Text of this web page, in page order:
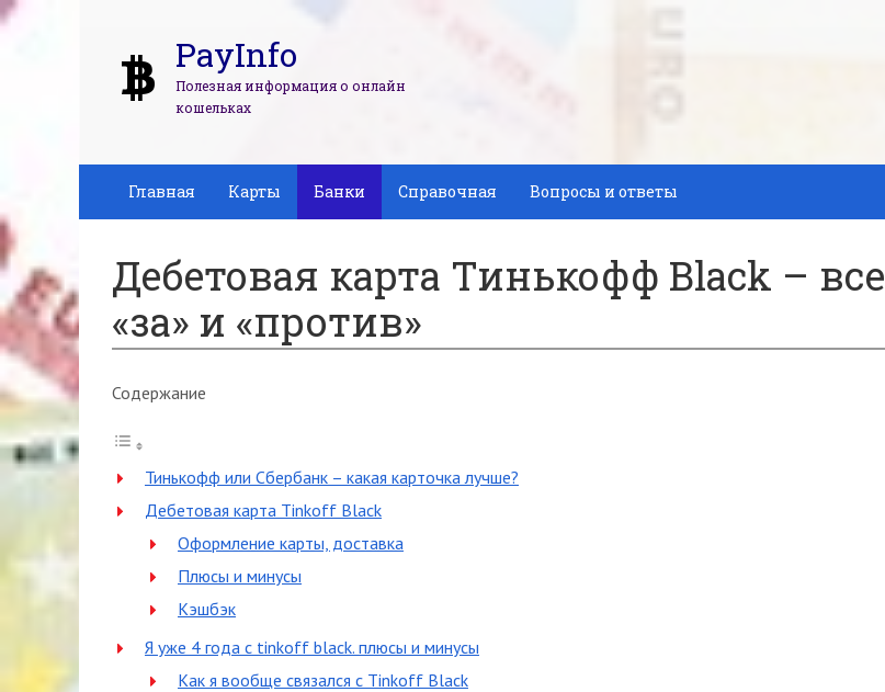
PayInfo
Полезная информация о онлайн
кошельках
Главная Карты Банки Справочная Вопросы и ответы
Дебетовая карта Тинькофф Black – все
«за» и «против»
Содержание
Тинькофф или Сбербанк – какая карточка лучше?
Дебетовая карта Tinkoff Black
Оформление карты, доставка
Плюсы и минусы
Кэшбэк
Я уже 4 года с tinkoff black. плюсы и минусы
Как я вообще связался с Tinkoff Black